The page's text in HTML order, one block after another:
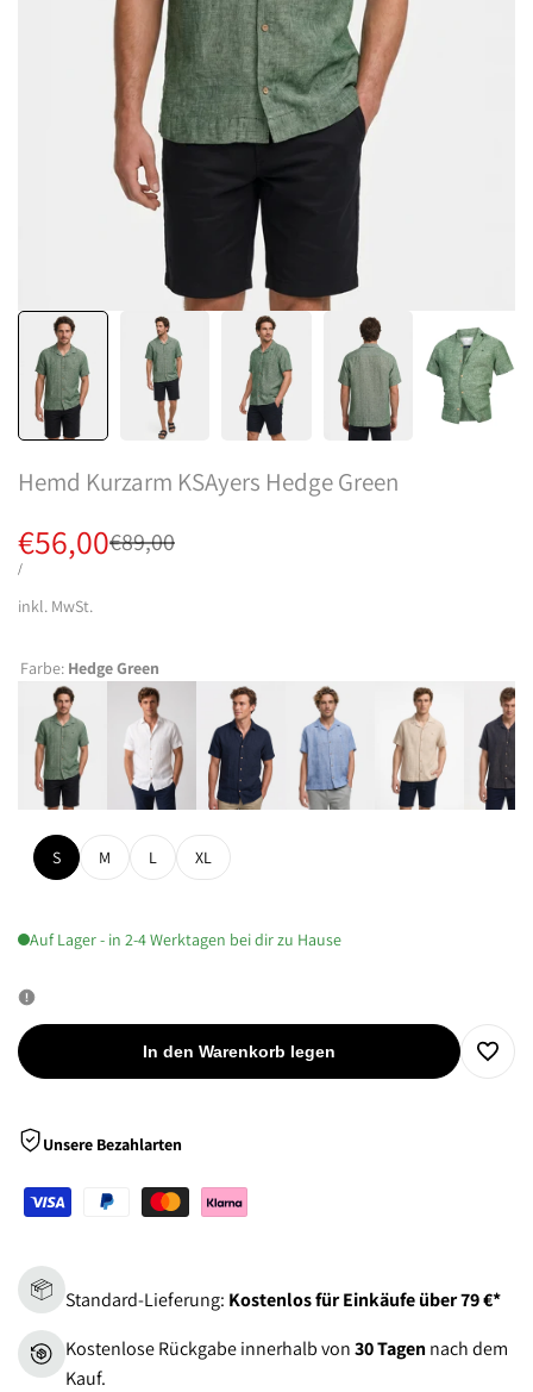
Hemd Kurzarm KSAyers Hedge Green
Regulärer
€89,00
Verkaufspreis
€56,00
STÜCKPREIS
/PRO
inkl. MwSt.
Farbe: Hedge Green
S M L XL
Auf Lager - in 2-4 Werktagen bei dir zu Hause
In den Warenkorb legen
Zur
Unsere Bezahlarten
Standard-Lieferung: Kostenlos für Einkäufe über 79 €*
Kostenlose Rückgabe innerhalb von30 Tagennach dem
Kauf.